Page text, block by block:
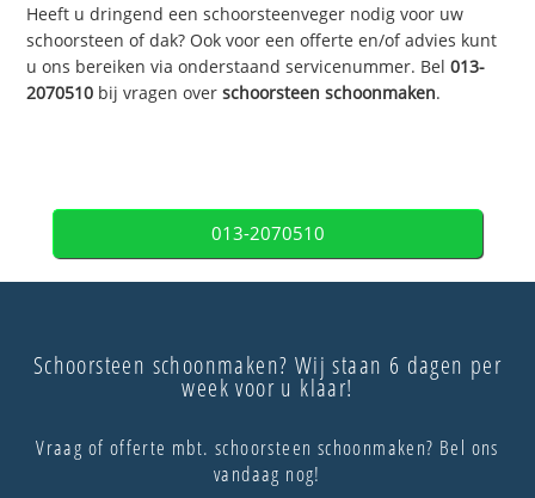
Heeft u dringend een schoorsteenveger nodig voor uw
schoorsteen of dak? Ook voor een offerte en/of advies kunt
u ons bereiken via onderstaand servicenummer. Bel013-
2070510 bij vragen overschoorsteen schoonmaken.
013-2070510
Schoorsteen schoonmaken? Wij staan 6 dagen per
week voor u klaar!
Vraag of offerte mbt. schoorsteen schoonmaken? Bel ons
vandaag nog!